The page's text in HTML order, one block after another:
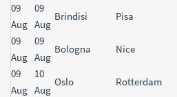
09
Aug
09
Aug
Brindisi Pisa
09
Aug
09
Aug
Bologna Nice
09
Aug
10
Aug
Oslo Rotterdam